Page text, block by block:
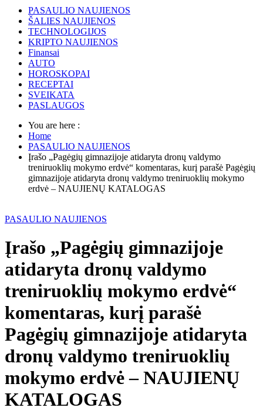
PASAULIO NAUJIENOS
ŠALIES NAUJIENOS
TECHNOLOGIJOS
KRIPTO NAUJIENOS
Finansai
AUTO
HOROSKOPAI
RECEPTAI
SVEIKATA
PASLAUGOS
You are here :
Home
PASAULIO NAUJIENOS
Įrašo „Pagėgių gimnazijoje atidaryta dronų valdymo
treniruoklių mokymo erdvė“ komentaras, kurį parašė Pagėgių
gimnazijoje atidaryta dronų valdymo treniruoklių mokymo
erdvė – NAUJIENŲ KATALOGAS
PASAULIO NAUJIENOS
Įrašo „Pagėgių gimnazijoje
atidaryta dronų valdymo
treniruoklių mokymo erdvė“
komentaras, kurį parašė
Pagėgių gimnazijoje atidaryta
dronų valdymo treniruoklių
mokymo erdvė – NAUJIENŲ
KATALOGAS